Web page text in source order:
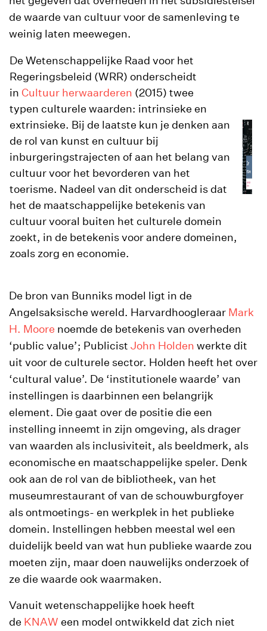
de waarde van cultuur voor de samenleving te
weinig laten meewegen.
De Wetenschappelijke Raad voor het
Regeringsbeleid (WRR) onderscheidt
in Cultuur herwaarderen (2015) twee
typen culturele waarden: intrinsieke en
extrinsieke. Bij de laatste kun je denken aan
de rol van kunst en cultuur bij
inburgeringstrajecten of aan het belang van
cultuur voor het bevorderen van het
toerisme. Nadeel van dit onderscheid is dat
het de maatschappelijke betekenis van
cultuur vooral buiten het culturele domein
zoekt, in de betekenis voor andere domeinen,
zoals zorg en economie.
De bron van Bunniks model ligt in de
Angelsaksische wereld. Harvardhoogleraar Mark
H. Moore noemde de betekenis van overheden
‘public value’; Publicist John Holden werkte dit
uit voor de culturele sector. Holden heeft het over
‘cultural value’. De ‘institutionele waarde’ van
instellingen is daarbinnen een belangrijk
element. Die gaat over de positie die een
instelling inneemt in zijn omgeving, als drager
van waarden als inclusiviteit, als beeldmerk, als
economische en maatschappelijke speler. Denk
ook aan de rol van de bibliotheek, van het
museumrestaurant of van de schouwburgfoyer
als ontmoetings- en werkplek in het publieke
domein. Instellingen hebben meestal wel een
duidelijk beeld van wat hun publieke waarde zou
moeten zijn, maar doen nauwelijks onderzoek of
ze die waarde ook waarmaken.
Vanuit wetenschappelijke hoek heeft
de KNAW een model ontwikkeld dat zich niet